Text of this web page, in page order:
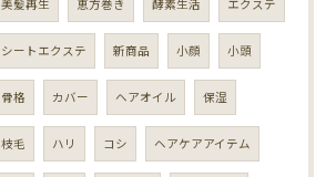
美髪再生 恵方巻き 酵素生活 エクステ
シートエクステ 新商品 小顔 小頭
骨格 カバー ヘアオイル 保湿
枝毛 ハリ コシ ヘアケアアイテム